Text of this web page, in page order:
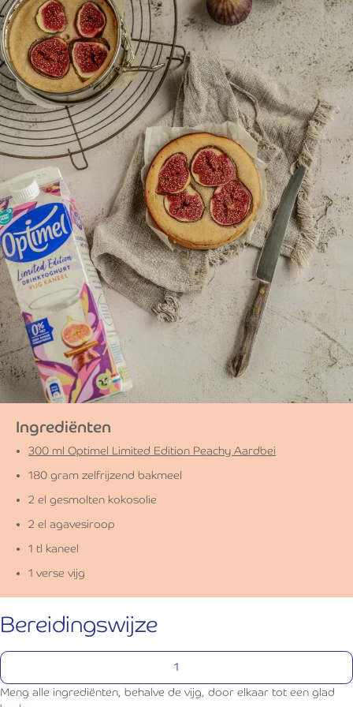
Ingrediënten
300 ml Optimel Limited Edition Peachy Aardbei
180 gram zelfrijzend bakmeel
2 el gesmolten kokosolie
2 el agavesiroop
1 tl kaneel
1 verse vijg
Bereidingswijze
Meng alle ingrediënten, behalve de vijg, door elkaar tot een glad